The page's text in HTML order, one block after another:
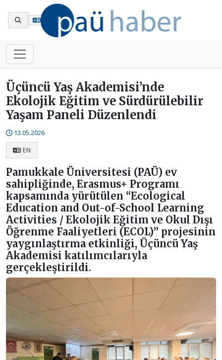
Üçüncü Yaş Akademisi’nde
Ekolojik Eğitim ve Sürdürülebilir
Yaşam Paneli Düzenlendi
13.05.2026
EN
Pamukkale Üniversitesi (PAÜ) ev
sahipliğinde, Erasmus+ Programı
kapsamında yürütülen “Ecological
Education and Out-of-School Learning
Activities / Ekolojik Eğitim ve Okul Dışı
Öğrenme Faaliyetleri (ECOL)” projesinin
yaygınlaştırma etkinliği, Üçüncü Yaş
Akademisi katılımcılarıyla
gerçekleştirildi.